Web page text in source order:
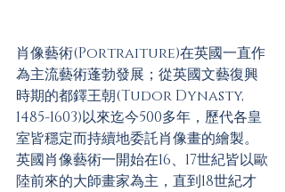
肖像藝術(Portraiture)在英國一直作
為主流藝術蓬勃發展；從英國文藝復興
時期的都鐸王朝(Tudor Dynasty,
1485-1603)以來迄今500多年，歷代各皇
室皆穩定而持續地委託肖像畫的繪製。
英國肖像藝術一開始在16、17世紀皆以歐
陸前來的大師畫家為主，直到18世紀才